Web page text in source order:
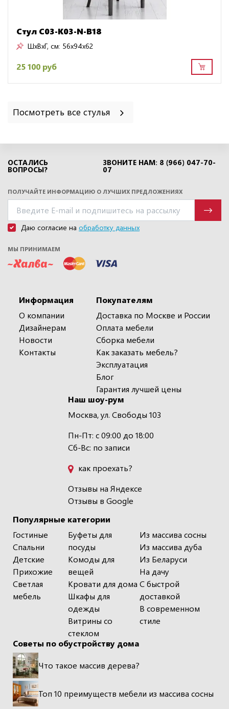
Стул C03-K03-N-B18
ШxВxГ, см: 56x94x62
25 100 руб
Посмотреть все стулья
ОСТАЛИСЬ
ВОПРОСЫ?
ЗВОНИТЕ НАМ: 8 (966) 047-70-
07
ПОЛУЧАЙТЕ ИНФОРМАЦИЮ О ЛУЧШИХ ПРЕДЛОЖЕНИЯХ
Даю согласие на обработку данных
МЫ ПРИНИМАЕМ
Информация
О компании
Дизайнерам
Новости
Контакты
Популярные категории
Гостиные
Спальни
Детские
Прихожие
Светлая
мебель
Буфеты для
посуды
Комоды для
вещей
Кровати для дома
Шкафы для
одежды
Витрины со
стеклом
Из массива сосны
Из массива дуба
Из Беларуси
На дачу
С быстрой
доставкой
В современном
стиле
Покупателям
Доставка по Москве и России
Оплата мебели
Сборка мебели
Как заказать мебель?
Эксплуатация
Блог
Гарантия лучшей цены
Наш шоу-рум
Москва, ул. Свободы 103
Пн-Пт: с 09:00 до 18:00
Сб-Вс: по записи
как проехать?
Отзывы на Яндексе
Отзывы в Google
Советы по обустройству дома
Что такое массив дерева?
Топ 10 преимуществ мебели из массива сосны